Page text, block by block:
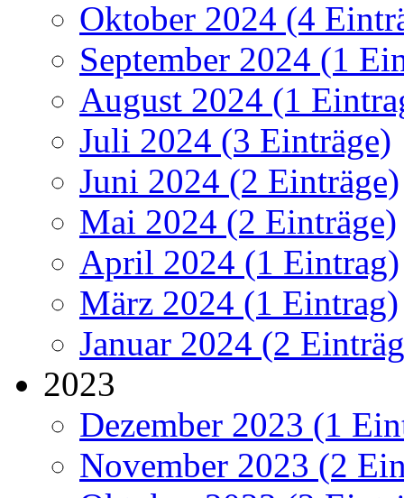
Oktober 2024 (4
September 2024 (1
August 2024 (1
Juli 2024 (3 Einträge)
Juni 2024 (2 Einträge)
Mai 2024 (2 Einträge)
April 2024 (1 Eintrag)
März 2024 (1 Eintrag)
Januar 2024 (2
2023
Dezember 2023 (1
November 2023 (2